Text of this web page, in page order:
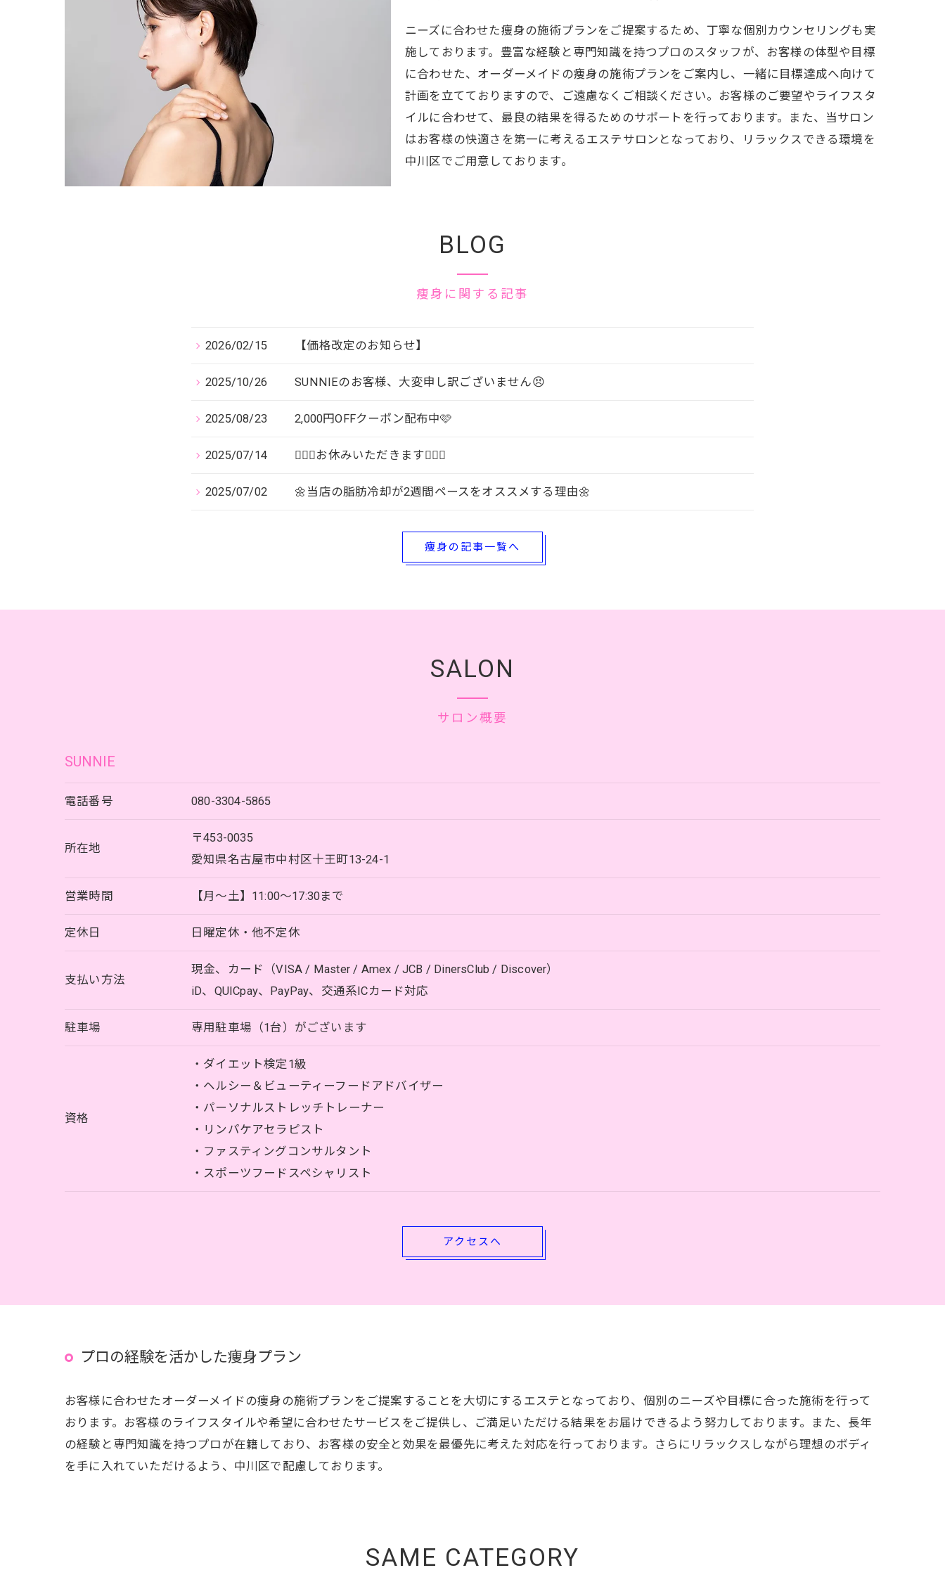
ニーズに合わせた痩身の施術プランをご提案するため、丁寧な個別カウンセリングも実
施しております。豊富な経験と専門知識を持つプロのスタッフが、お客様の体型や目標
に合わせた、オーダーメイドの痩身の施術プランをご案内し、一緒に目標達成へ向けて
計画を立てておりますので、ご遠慮なくご相談ください。お客様のご要望やライフスタ
イルに合わせて、最良の結果を得るためのサポートを行っております。また、当サロン
はお客様の快適さを第一に考えるエステサロンとなっており、リラックスできる環境を
中川区でご用意しております。
BLOG
痩身に関する記事
2026/02/15 【価格改定のお知らせ】
2025/10/26 SUNNIEのお客様、大変申し訳ございません😣
2025/08/23 2,000円OFFクーポン配布中🩷
2025/07/14 🙇🏼‍♀️お休みいただきます🙇🏼‍♀️
2025/07/02 🌼当店の脂肪冷却が2週間ペースをオススメする理由🌼
痩身の記事一覧へ
SALON
サロン概要
SUNNIE
電話番号 080-3304-5865
所在地
〒453-0035
愛知県名古屋市中村区十王町13-24-1
営業時間 【月～土】11:00～17:30まで
定休日 日曜定休・他不定休
支払い方法
現金、カード（VISA / Master / Amex / JCB / DinersClub / Discover）
iD、QUICpay、PayPay、交通系ICカード対応
駐車場 専用駐車場（1台）がございます
資格
・ダイエット検定1級
・ヘルシー＆ビューティーフードアドバイザー
・パーソナルストレッチトレーナー
・リンパケアセラピスト
・ファスティングコンサルタント
・スポーツフードスペシャリスト
アクセスへ
プロの経験を活かした痩身プラン
お客様に合わせたオーダーメイドの痩身の施術プランをご提案することを大切にするエステとなっており、個別のニーズや目標に合った施術を行って
おります。お客様のライフスタイルや希望に合わせたサービスをご提供し、ご満足いただける結果をお届けできるよう努力しております。また、長年
の経験と専門知識を持つプロが在籍しており、お客様の安全と効果を最優先に考えた対応を行っております。さらにリラックスしながら理想のボディ
を手に入れていただけるよう、中川区で配慮しております。
SAME CATEGORY